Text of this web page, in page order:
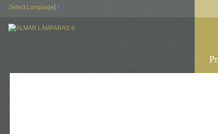
Select Language